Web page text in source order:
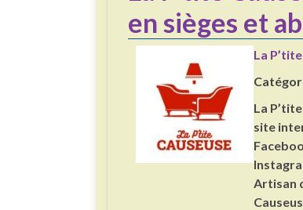
en sièges et
La
La
site
Artisan